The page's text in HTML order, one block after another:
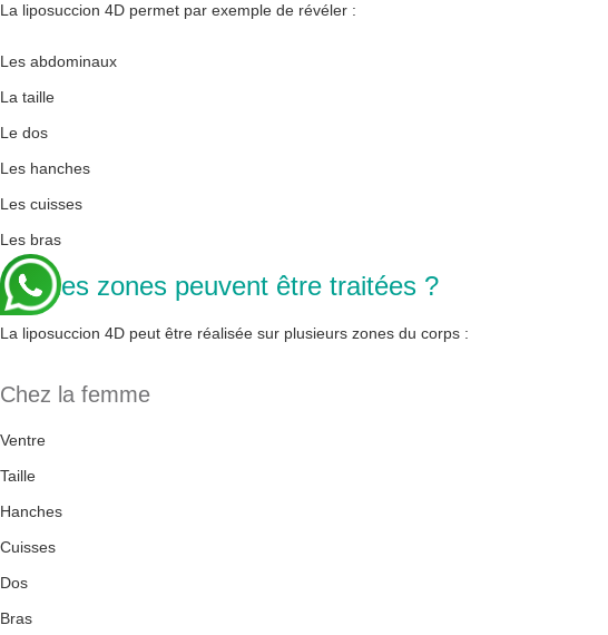
La liposuccion 4D permet par exemple de révéler :
Les abdominaux
La taille
Le dos
Les hanches
Les cuisses
Les bras
Quelles zones peuvent être traitées ?
La liposuccion 4D peut être réalisée sur plusieurs zones du corps :
Chez la femme
Ventre
Taille
Hanches
Cuisses
Dos
Bras